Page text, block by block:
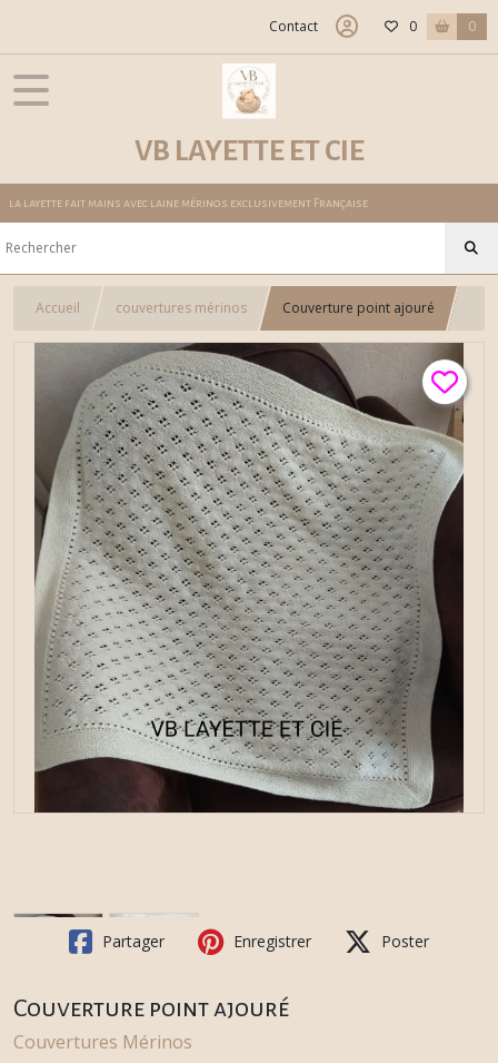
Contact 0 0
VB LAYETTE ET CIE
la layette fait mains avec laine mérinos exclusivement Française
Accueil couvertures mérinos Couverture point ajouré
Partager Enregistrer Poster
Couverture point ajouré
Couvertures Mérinos